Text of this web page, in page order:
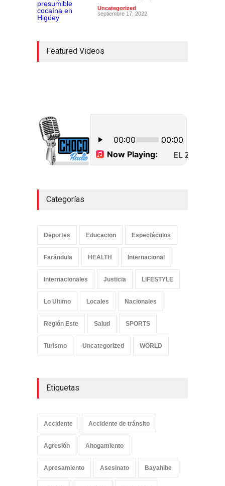
Uncategorized
septiembre 17, 2022
Featured Videos
Categorías
Deportes Educacion Espectáculos
Farándula HEALTH Internacional
Internacionales Justicia LIFESTYLE
Lo Ultimo Locales Nacionales
Región Este Salud SPORTS
Turismo Uncategorized WORLD
Etiquetas
Accidente Accidente de tránsito
Agresión Ahogamiento
Apresamiento Asesinato Bayahibe